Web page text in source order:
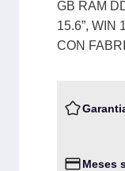
GB RAM
15.6”, WIN
CON
Meses